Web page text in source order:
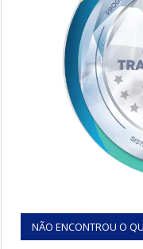
NÃO ENCONTROU O